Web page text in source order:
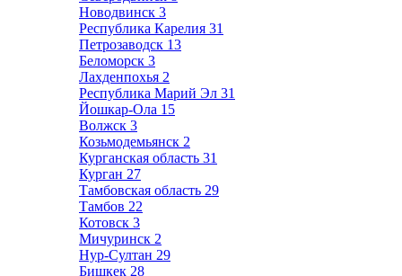
Новодвинск 3
Республика Карелия 31
Петрозаводск 13
Беломорск 3
Лахденпохья 2
Республика Марий Эл 31
Йошкар-Ола 15
Волжск 3
Козьмодемьянск 2
Курганская область 31
Курган 27
Тамбовская область 29
Тамбов 22
Котовск 3
Мичуринск 2
Нур-Султан 29
Бишкек 28